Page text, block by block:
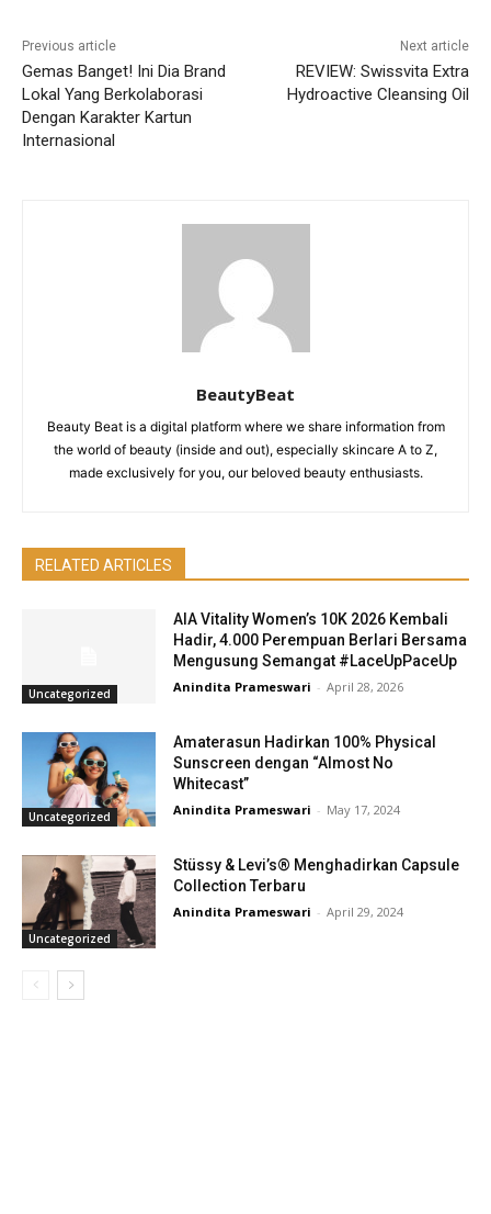
Previous article
Gemas Banget! Ini Dia Brand
Lokal Yang Berkolaborasi
Dengan Karakter Kartun
Internasional
Next article
REVIEW: Swissvita Extra
Hydroactive Cleansing Oil
BeautyBeat
Beauty Beat is a digital platform where we share information from
the world of beauty (inside and out), especially skincare A to Z,
made exclusively for you, our beloved beauty enthusiasts.
RELATED ARTICLES
Uncategorized
AIA Vitality Women’s 10K 2026 Kembali
Hadir, 4.000 Perempuan Berlari Bersama
Mengusung Semangat #LaceUpPaceUp
Anindita Prameswari - April 28, 2026
Uncategorized
Amaterasun Hadirkan 100% Physical
Sunscreen dengan “Almost No
Whitecast”
Anindita Prameswari - May 17, 2024
Uncategorized
Stüssy & Levi’s® Menghadirkan Capsule
Collection Terbaru
Anindita Prameswari - April 29, 2024